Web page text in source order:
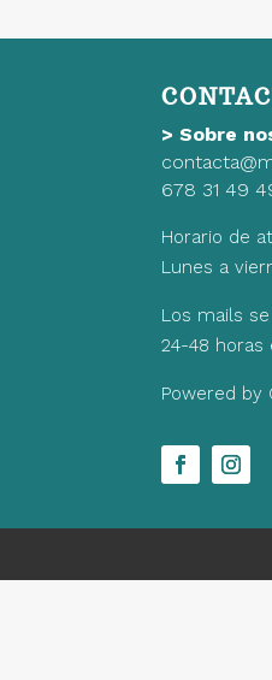
>Sobre
678 31 49
Horario de
Lunes a
Los mails
24-48 horas
Powered by